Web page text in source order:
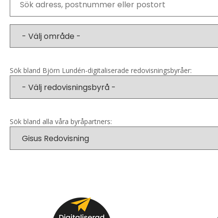
Sök bland Björn Lundén-digitaliserade redovisningsbyråer:
Sök bland alla våra byråpartners: